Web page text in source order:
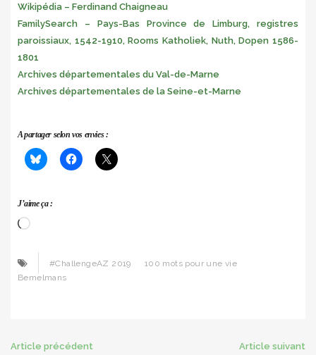
Wikipédia – Ferdinand Chaigneau
FamilySearch – Pays-Bas Province de Limburg, registres
paroissiaux, 1542-1910, Rooms Katholiek, Nuth, Dopen 1586-
1801
Archives départementales du Val-de-Marne
Archives départementales de la Seine-et-Marne
A partager selon vos envies :
J’aime ça :
Chargement…
#ChallengeAZ 2019
100 mots pour une vie
Bemelmans
Article précédent Article suivant